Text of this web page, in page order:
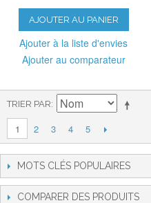
AJOUTER AU PANIER
Ajouter à la liste d'envies
Ajouter au comparateur
TRIER PAR
1 2 3 4 5
MOTS CLÉS POPULAIRES
COMPARER DES PRODUITS